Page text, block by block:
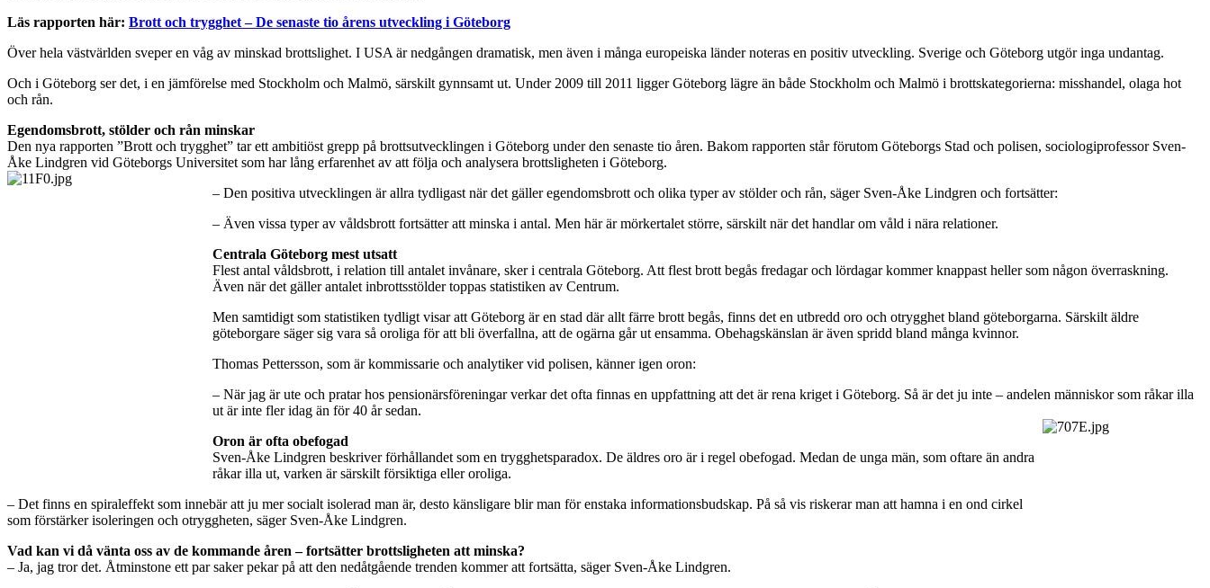
Läs rapporten här: Brott och trygghet – De senaste tio årens utveckling i Göteborg
Över hela västvärlden sveper en våg av minskad brottslighet. I USA är nedgången dramatisk, men även i många europeiska länder noteras en positiv utveckling. Sverige och Göteborg utgör inga undantag.
Och i Göteborg ser det, i en jämförelse med Stockholm och Malmö, särskilt gynnsamt ut. Under 2009 till 2011 ligger Göteborg lägre än både Stockholm och Malmö i brottskategorierna: misshandel, olaga hot
och rån.
Egendomsbrott, stölder och rån minskar
Den nya rapporten ”Brott och trygghet” tar ett ambitiöst grepp på brottsutvecklingen i Göteborg under den senaste tio åren. Bakom rapporten står förutom Göteborgs Stad och polisen, sociologiprofessor Sven-
Åke Lindgren vid Göteborgs Universitet som har lång erfarenhet av att följa och analysera brottsligheten i Göteborg.
– Den positiva utvecklingen är allra tydligast när det gäller egendomsbrott och olika typer av stölder och rån, säger Sven-Åke Lindgren och fortsätter:
– Även vissa typer av våldsbrott fortsätter att minska i antal. Men här är mörkertalet större, särskilt när det handlar om våld i nära relationer.
Centrala Göteborg mest utsatt
Flest antal våldsbrott, i relation till antalet invånare, sker i centrala Göteborg. Att flest brott begås fredagar och lördagar kommer knappast heller som någon överraskning.
Även när det gäller antalet inbrottsstölder toppas statistiken av Centrum.
Men samtidigt som statistiken tydligt visar att Göteborg är en stad där allt färre brott begås, finns det en utbredd oro och otrygghet bland göteborgarna. Särskilt äldre
göteborgare säger sig vara så oroliga för att bli överfallna, att de ogärna går ut ensamma. Obehagskänslan är även spridd bland många kvinnor.
Thomas Pettersson, som är kommissarie och analytiker vid polisen, känner igen oron:
– När jag är ute och pratar hos pensionärsföreningar verkar det ofta finnas en uppfattning att det är rena kriget i Göteborg. Så är det ju inte – andelen människor som råkar illa
ut är inte fler idag än för 40 år sedan.
Oron är ofta obefogad
Sven-Åke Lindgren beskriver förhållandet som en trygghetsparadox. De äldres oro är i regel obefogad. Medan de unga män, som oftare än andra
råkar illa ut, varken är särskilt försiktiga eller oroliga.
– Det finns en spiraleffekt som innebär att ju mer socialt isolerad man är, desto känsligare blir man för enstaka informationsbudskap. På så vis riskerar man att hamna i en ond cirkel
som förstärker isoleringen och otryggheten, säger Sven-Åke Lindgren.
Vad kan vi då vänta oss av de kommande åren – fortsätter brottsligheten att minska?
– Ja, jag tror det. Åtminstone ett par saker pekar på att den nedåtgående trenden kommer att fortsätta, säger Sven-Åke Lindgren.